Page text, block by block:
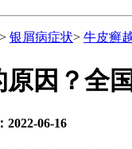
> 银屑病症状> 牛皮癣
因？全
06-16